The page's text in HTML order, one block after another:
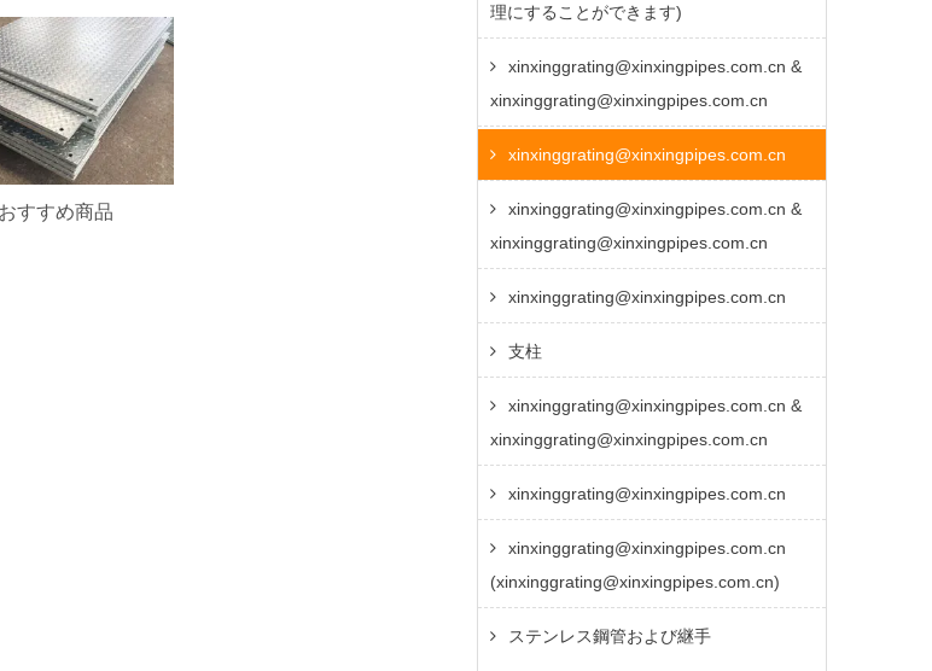
おすすめ商品
理にすることができます)
xinxinggrating@xinxingpipes.com.cn &
xinxinggrating@xinxingpipes.com.cn
xinxinggrating@xinxingpipes.com.cn
xinxinggrating@xinxingpipes.com.cn &
xinxinggrating@xinxingpipes.com.cn
xinxinggrating@xinxingpipes.com.cn
支柱
xinxinggrating@xinxingpipes.com.cn &
xinxinggrating@xinxingpipes.com.cn
xinxinggrating@xinxingpipes.com.cn
xinxinggrating@xinxingpipes.com.cn
(xinxinggrating@xinxingpipes.com.cn)
ステンレス鋼管および継手